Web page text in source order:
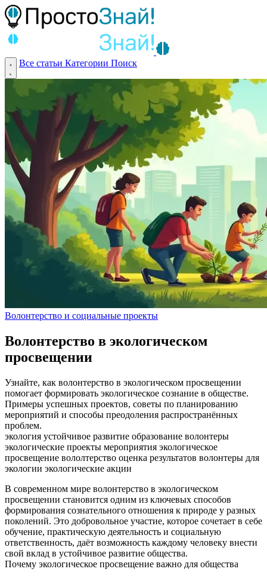
Все статьи Категории Поиск
Волонтерство и социальные проекты
Волонтерство в экологическом
просвещении
Узнайте, как волонтерство в экологическом просвещении
помогает формировать экологическое сознание в обществе.
Примеры успешных проектов, советы по планированию
мероприятий и способы преодоления распространённых
проблем.
экология устойчивое развитие образование волонтеры
экологические проекты мероприятия экологическое
просвещение вололтерство оценка результатов волонтеры для
экологии экологические акции
В современном мире волонтерство в экологическом
просвещении становится одним из ключевых способов
формирования сознательного отношения к природе у разных
поколений. Это добровольное участие, которое сочетает в себе
обучение, практическую деятельность и социальную
ответственность, даёт возможность каждому человеку внести
свой вклад в устойчивое развитие общества.
Почему экологическое просвещение важно для общества